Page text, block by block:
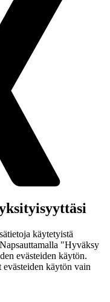
käytetyistä
"Hyväksy
evästeiden käytön.
käytön vain